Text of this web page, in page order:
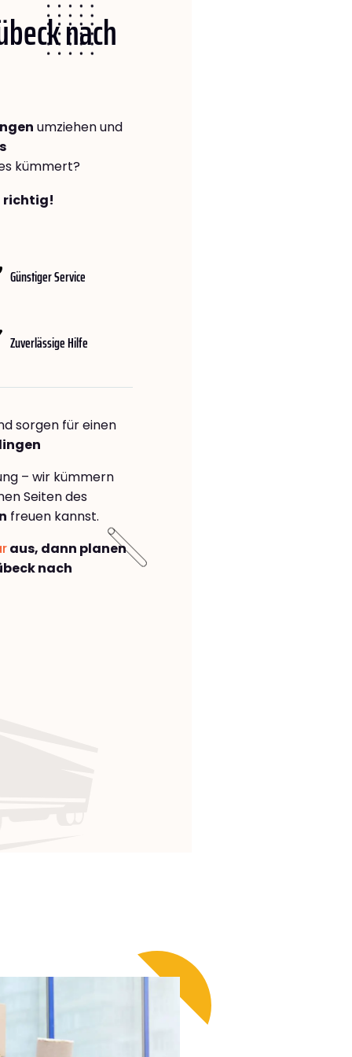
nach
umziehen und
kümmert?
richtig!
Günstiger Service
Zuverlässige Hilfe
sorgen für einen
– wir kümmern
Seiten des
freuen kannst.
aus, dann planen
nach